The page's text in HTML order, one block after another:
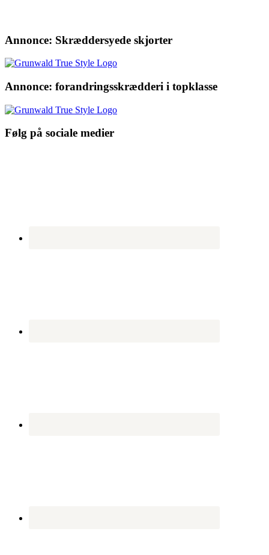
Annonce: Skræddersyede skjorter
Annonce: forandringsskrædderi i topklasse
Følg på sociale medier